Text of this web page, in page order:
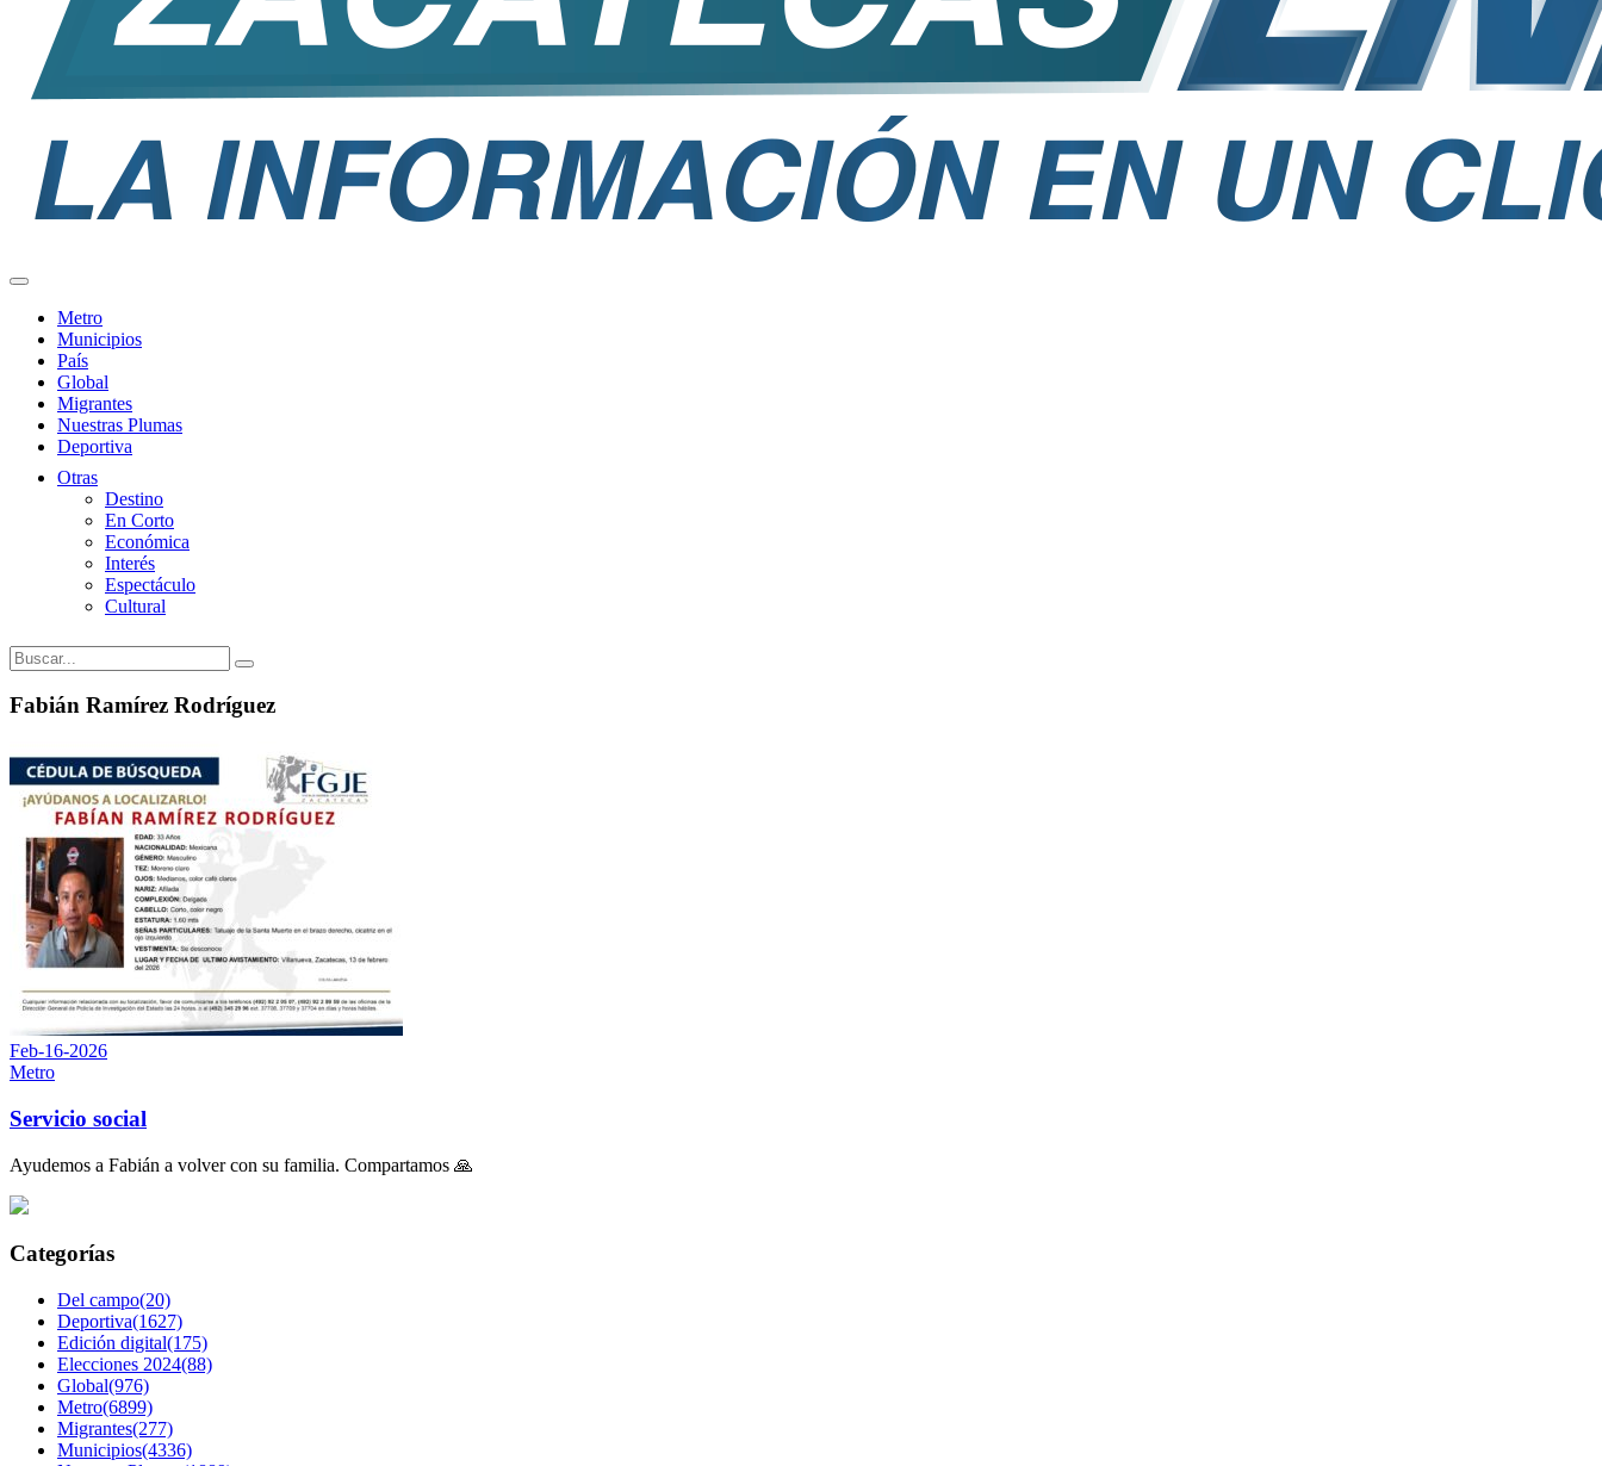
Metro
Municipios
País
Global
Migrantes
Nuestras Plumas
Deportiva
Otras
Destino
En Corto
Económica
Interés
Espectáculo
Cultural
Fabián Ramírez Rodríguez
Feb-16-2026
Metro
Servicio social
Ayudemos a Fabián a volver con su familia. Compartamos 🙏
Categorías
Del campo(20)
Deportiva(1627)
Edición digital(175)
Elecciones 2024(88)
Global(976)
Metro(6899)
Migrantes(277)
Municipios(4336)